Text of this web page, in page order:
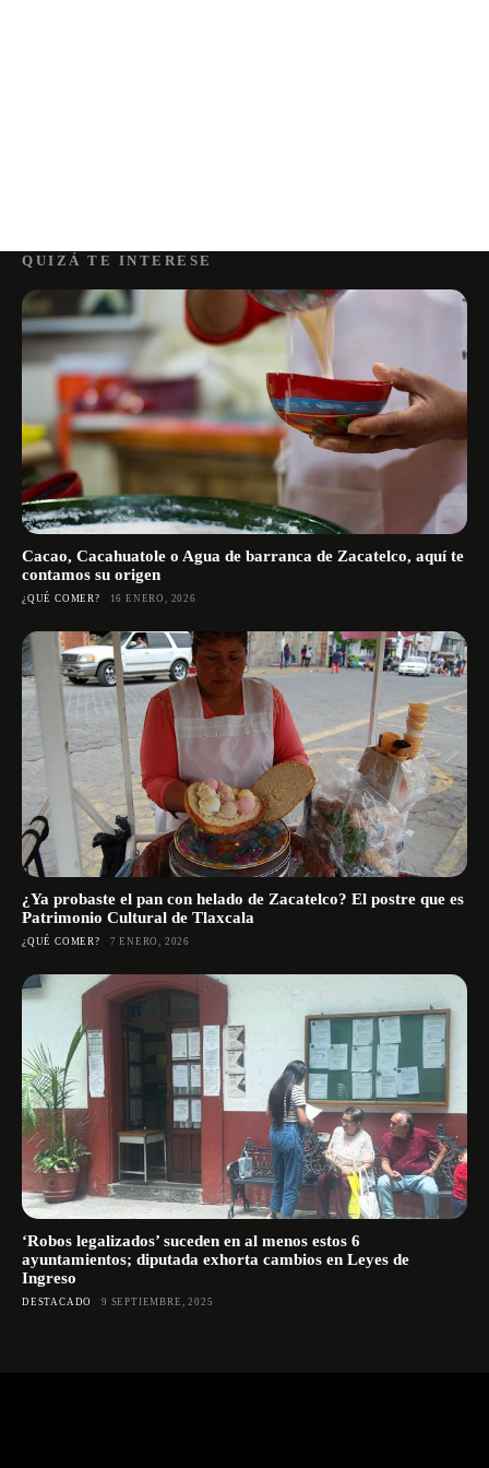
QUIZÁ TE INTERESE
Cacao, Cacahuatole o Agua de barranca de Zacatelco, aquí te
contamos su origen
¿QUÉ COMER? 16 ENERO, 2026
¿Ya probaste el pan con helado de Zacatelco? El postre que es
Patrimonio Cultural de Tlaxcala
¿QUÉ COMER? 7 ENERO, 2026
‘Robos legalizados’ suceden en al menos estos 6
ayuntamientos; diputada exhorta cambios en Leyes de
Ingreso
DESTACADO 9 SEPTIEMBRE, 2025